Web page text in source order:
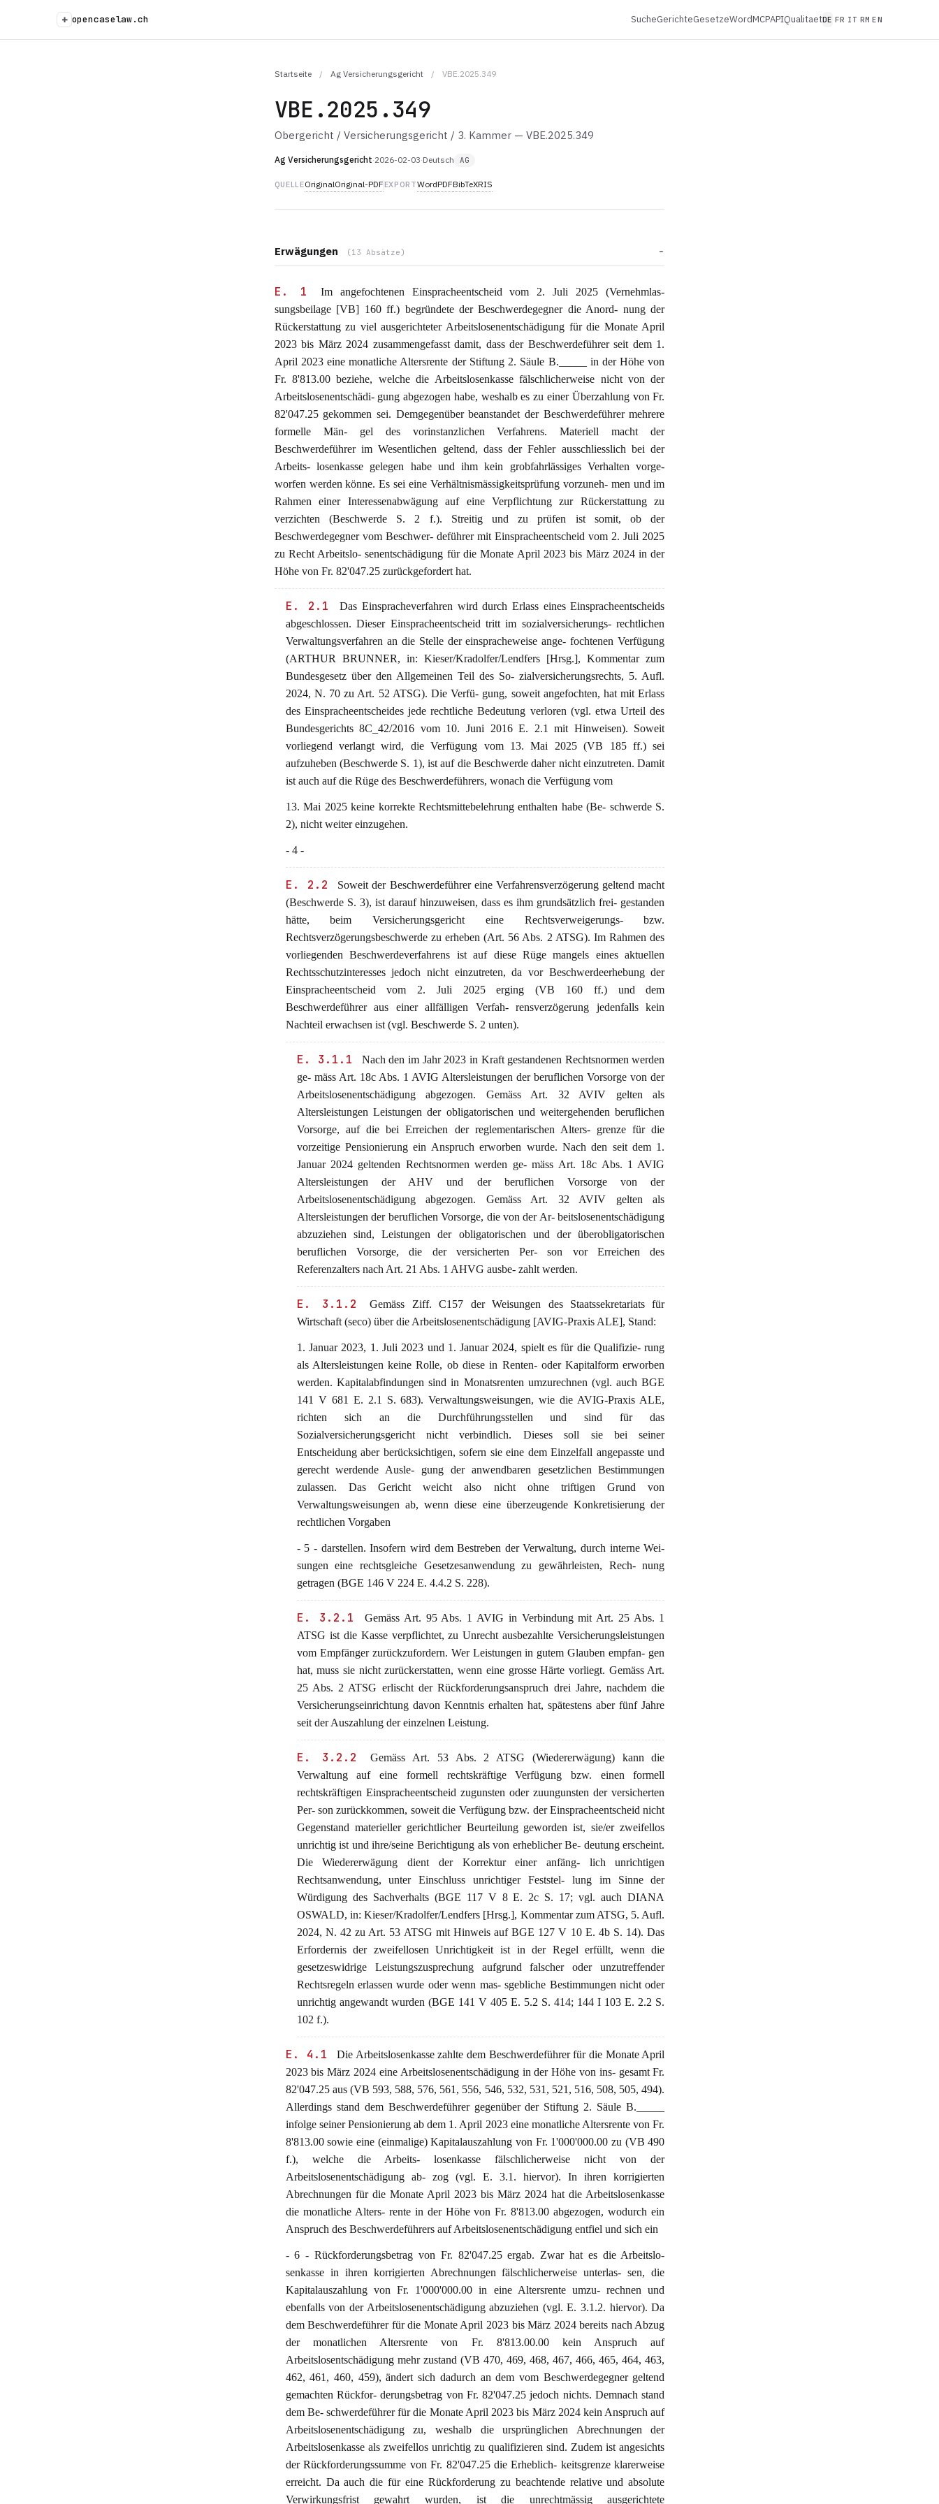
+ opencaselaw.ch SucheGerichteGesetzeWordMCPAPIQualitaetDE FR IT RM EN
Startseite / Ag Versicherungsgericht / VBE.2025.349
VBE.2025.349
Obergericht / Versicherungsgericht / 3. Kammer — VBE.2025.349
Ag Versicherungsgericht·2026-02-03·Deutsch AG
QUELLEOriginalOriginal-PDF EXPORTWordPDFBibTeXRIS
Erwägungen (13 Absätze)
E. 1
Im angefochtenen Einspracheentscheid vom 2. Juli 2025 (Vernehmlas-
sungsbeilage [VB] 160 ff.) begründete der Beschwerdegegner die Anord- nung der
Rückerstattung zu viel ausgerichteter Arbeitslosenentschädigung für die Monate April
2023 bis März 2024 zusammengefasst damit, dass der Beschwerdeführer seit dem 1.
April 2023 eine monatliche Altersrente der Stiftung 2. Säule B._____ in der Höhe von
Fr. 8'813.00 beziehe, welche die Arbeitslosenkasse fälschlicherweise nicht von der
Arbeitslosenentschädi- gung abgezogen habe, weshalb es zu einer Überzahlung von Fr.
82'047.25 gekommen sei. Demgegenüber beanstandet der Beschwerdeführer mehrere
formelle Män- gel des vorinstanzlichen Verfahrens. Materiell macht der
Beschwerdeführer im Wesentlichen geltend, dass der Fehler ausschliesslich bei der
Arbeits- losenkasse gelegen habe und ihm kein grobfahrlässiges Verhalten vorge-
worfen werden könne. Es sei eine Verhältnismässigkeitsprüfung vorzuneh- men und im
Rahmen einer Interessenabwägung auf eine Verpflichtung zur Rückerstattung zu
verzichten (Beschwerde S. 2 f.). Streitig und zu prüfen ist somit, ob der
Beschwerdegegner vom Beschwer- deführer mit Einspracheentscheid vom 2. Juli 2025
zu Recht Arbeitslo- senentschädigung für die Monate April 2023 bis März 2024 in der
Höhe von Fr. 82'047.25 zurückgefordert hat.
E. 2.1
Das Einspracheverfahren wird durch Erlass eines Einspracheentscheids
abgeschlossen. Dieser Einspracheentscheid tritt im sozialversicherungs- rechtlichen
Verwaltungsverfahren an die Stelle der einspracheweise ange- fochtenen Verfügung
(ARTHUR BRUNNER, in: Kieser/Kradolfer/Lendfers [Hrsg.], Kommentar zum
Bundesgesetz über den Allgemeinen Teil des So- zialversicherungsrechts, 5. Aufl.
2024, N. 70 zu Art. 52 ATSG). Die Verfü- gung, soweit angefochten, hat mit Erlass
des Einspracheentscheides jede rechtliche Bedeutung verloren (vgl. etwa Urteil des
Bundesgerichts 8C_42/2016 vom 10. Juni 2016 E. 2.1 mit Hinweisen). Soweit
vorliegend verlangt wird, die Verfügung vom 13. Mai 2025 (VB 185 ff.) sei
aufzuheben (Beschwerde S. 1), ist auf die Beschwerde daher nicht einzutreten. Damit
ist auch auf die Rüge des Beschwerdeführers, wonach die Verfügung vom
13. Mai 2025 keine korrekte Rechtsmittebelehrung enthalten habe (Be- schwerde S.
2), nicht weiter einzugehen.
- 4 -
E. 2.2
Soweit der Beschwerdeführer eine Verfahrensverzögerung geltend macht
(Beschwerde S. 3), ist darauf hinzuweisen, dass es ihm grundsätzlich frei- gestanden
hätte, beim Versicherungsgericht eine Rechtsverweigerungs- bzw.
Rechtsverzögerungsbeschwerde zu erheben (Art. 56 Abs. 2 ATSG). Im Rahmen des
vorliegenden Beschwerdeverfahrens ist auf diese Rüge mangels eines aktuellen
Rechtsschutzinteresses jedoch nicht einzutreten, da vor Beschwerdeerhebung der
Einspracheentscheid vom 2. Juli 2025 erging (VB 160 ff.) und dem
Beschwerdeführer aus einer allfälligen Verfah- rensverzögerung jedenfalls kein
Nachteil erwachsen ist (vgl. Beschwerde S. 2 unten).
E. 3.1.1
Nach den im Jahr 2023 in Kraft gestandenen Rechtsnormen werden
ge- mäss Art. 18c Abs. 1 AVIG Altersleistungen der beruflichen Vorsorge von der
Arbeitslosenentschädigung abgezogen. Gemäss Art. 32 AVIV gelten als
Altersleistungen Leistungen der obligatorischen und weitergehenden beruflichen
Vorsorge, auf die bei Erreichen der reglementarischen Alters- grenze für die
vorzeitige Pensionierung ein Anspruch erworben wurde. Nach den seit dem 1.
Januar 2024 geltenden Rechtsnormen werden ge- mäss Art. 18c Abs. 1 AVIG
Altersleistungen der AHV und der beruflichen Vorsorge von der
Arbeitslosenentschädigung abgezogen. Gemäss Art. 32 AVIV gelten als
Altersleistungen der beruflichen Vorsorge, die von der Ar- beitslosenentschädigung
abzuziehen sind, Leistungen der obligatorischen und der überobligatorischen
beruflichen Vorsorge, die der versicherten Per- son vor Erreichen des
Referenzalters nach Art. 21 Abs. 1 AHVG ausbe- zahlt werden.
E. 3.1.2
Gemäss Ziff. C157 der Weisungen des Staatssekretariats für
Wirtschaft (seco) über die Arbeitslosenentschädigung [AVIG-Praxis ALE], Stand:
1. Januar 2023, 1. Juli 2023 und 1. Januar 2024, spielt es für die Qualifizie- rung
als Altersleistungen keine Rolle, ob diese in Renten- oder Kapitalform erworben
werden. Kapitalabfindungen sind in Monatsrenten umzurechnen (vgl. auch BGE
141 V 681 E. 2.1 S. 683). Verwaltungsweisungen, wie die AVIG-Praxis ALE,
richten sich an die Durchführungsstellen und sind für das
Sozialversicherungsgericht nicht verbindlich. Dieses soll sie bei seiner
Entscheidung aber berücksichtigen, sofern sie eine dem Einzelfall angepasste und
gerecht werdende Ausle- gung der anwendbaren gesetzlichen Bestimmungen
zulassen. Das Gericht weicht also nicht ohne triftigen Grund von
Verwaltungsweisungen ab, wenn diese eine überzeugende Konkretisierung der
rechtlichen Vorgaben
- 5 - darstellen. Insofern wird dem Bestreben der Verwaltung, durch interne Wei-
sungen eine rechtsgleiche Gesetzesanwendung zu gewährleisten, Rech- nung
getragen (BGE 146 V 224 E. 4.4.2 S. 228).
E. 3.2.1
Gemäss Art. 95 Abs. 1 AVIG in Verbindung mit Art. 25 Abs. 1
ATSG ist die Kasse verpflichtet, zu Unrecht ausbezahlte Versicherungsleistungen
vom Empfänger zurückzufordern. Wer Leistungen in gutem Glauben empfan- gen
hat, muss sie nicht zurückerstatten, wenn eine grosse Härte vorliegt. Gemäss Art.
25 Abs. 2 ATSG erlischt der Rückforderungsanspruch drei Jahre, nachdem die
Versicherungseinrichtung davon Kenntnis erhalten hat, spätestens aber fünf Jahre
seit der Auszahlung der einzelnen Leistung.
E. 3.2.2
Gemäss Art. 53 Abs. 2 ATSG (Wiedererwägung) kann die
Verwaltung auf eine formell rechtskräftige Verfügung bzw. einen formell
rechtskräftigen Einspracheentscheid zugunsten oder zuungunsten der versicherten
Per- son zurückkommen, soweit die Verfügung bzw. der Einspracheentscheid nicht
Gegenstand materieller gerichtlicher Beurteilung geworden ist, sie/er zweifellos
unrichtig ist und ihre/seine Berichtigung als von erheblicher Be- deutung erscheint.
Die Wiedererwägung dient der Korrektur einer anfäng- lich unrichtigen
Rechtsanwendung, unter Einschluss unrichtiger Feststel- lung im Sinne der
Würdigung des Sachverhalts (BGE 117 V 8 E. 2c S. 17; vgl. auch DIANA
OSWALD, in: Kieser/Kradolfer/Lendfers [Hrsg.], Kommentar zum ATSG, 5. Aufl.
2024, N. 42 zu Art. 53 ATSG mit Hinweis auf BGE 127 V 10 E. 4b S. 14). Das
Erfordernis der zweifellosen Unrichtigkeit ist in der Regel erfüllt, wenn die
gesetzeswidrige Leistungszusprechung aufgrund falscher oder unzutreffender
Rechtsregeln erlassen wurde oder wenn mas- sgebliche Bestimmungen nicht oder
unrichtig angewandt wurden (BGE 141 V 405 E. 5.2 S. 414; 144 I 103 E. 2.2 S.
102 f.).
E. 4.1
Die Arbeitslosenkasse zahlte dem Beschwerdeführer für die Monate April
2023 bis März 2024 eine Arbeitslosenentschädigung in der Höhe von ins- gesamt Fr.
82'047.25 aus (VB 593, 588, 576, 561, 556, 546, 532, 531, 521, 516, 508, 505, 494).
Allerdings stand dem Beschwerdeführer gegenüber der Stiftung 2. Säule B._____
infolge seiner Pensionierung ab dem 1. April 2023 eine monatliche Altersrente von Fr.
8'813.00 sowie eine (einmalige) Kapitalauszahlung von Fr. 1'000'000.00 zu (VB 490
f.), welche die Arbeits- losenkasse fälschlicherweise nicht von der
Arbeitslosenentschädigung ab- zog (vgl. E. 3.1. hiervor). In ihren korrigierten
Abrechnungen für die Monate April 2023 bis März 2024 hat die Arbeitslosenkasse
die monatliche Alters- rente in der Höhe von Fr. 8'813.00 abgezogen, wodurch ein
Anspruch des Beschwerdeführers auf Arbeitslosenentschädigung entfiel und sich ein
- 6 - Rückforderungsbetrag von Fr. 82'047.25 ergab. Zwar hat es die Arbeitslo-
senkasse in ihren korrigierten Abrechnungen fälschlicherweise unterlas- sen, die
Kapitalauszahlung von Fr. 1'000'000.00 in eine Altersrente umzu- rechnen und
ebenfalls von der Arbeitslosenentschädigung abzuziehen (vgl. E. 3.1.2. hiervor). Da
dem Beschwerdeführer für die Monate April 2023 bis März 2024 bereits nach Abzug
der monatlichen Altersrente von Fr. 8'813.00.00 kein Anspruch auf
Arbeitslosentschädigung mehr zustand (VB 470, 469, 468, 467, 466, 465, 464, 463,
462, 461, 460, 459), ändert sich dadurch an dem vom Beschwerdegegner geltend
gemachten Rückfor- derungsbetrag von Fr. 82'047.25 jedoch nichts. Demnach stand
dem Be- schwerdeführer für die Monate April 2023 bis März 2024 kein Anspruch auf
Arbeitslosenentschädigung zu, weshalb die ursprünglichen Abrechnungen der
Arbeitslosenkasse als zweifellos unrichtig zu qualifizieren sind. Zudem ist angesichts
der Rückforderungssumme von Fr. 82'047.25 die Erheblich- keitsgrenze klarerweise
erreicht. Da auch die für eine Rückforderung zu beachtende relative und absolute
Verwirkungsfrist gewahrt wurden, ist die unrechtmässig ausgerichtete